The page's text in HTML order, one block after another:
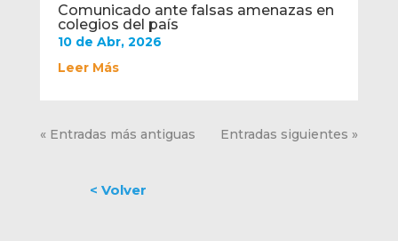
Comunicado ante falsas amenazas en
colegios del país
10 de Abr, 2026
Leer Más
« Entradas más antiguas Entradas siguientes »